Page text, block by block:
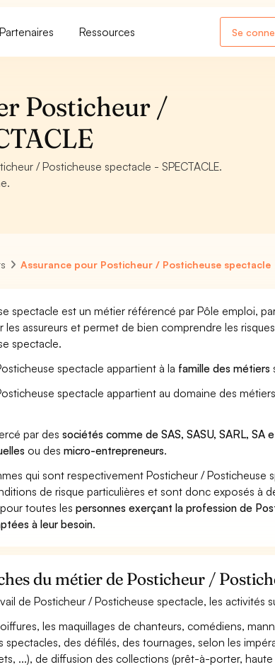
Partenaires Ressources Se
Posticheur /
/ Posticheuse spectacle - SPECTACLE.
Assurance pour Posticheur / Posticheuse spectacle
spectacle est un métier référencé par Pôle emploi,
les assureurs et permet de bien comprendre les
spectacle.
spectacle appartient à la famille des métiers
spectacle appartient au domaine des
par dessociétés comme de SAS, SASU, SARL, SA
ou desmicro-entrepreneurs.
qui sont respectivement Posticheur / Posticheuse
de risque particulières et sont donc exposés à
toutes lespersonnes exerçant la profession de
à leur besoin.
du métier de Posticheur /
de Posticheur / Posticheuse spectacle, les activités
les maquillages de chanteurs, comédiens,
spectacles, des défilés, des tournages, selon les
...), de diffusion des collections (prêt-à-porter,